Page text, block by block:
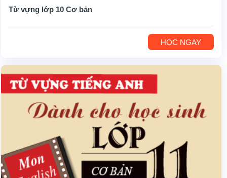
Từ vựng lớp 10 Cơ bản
HỌC NGAY